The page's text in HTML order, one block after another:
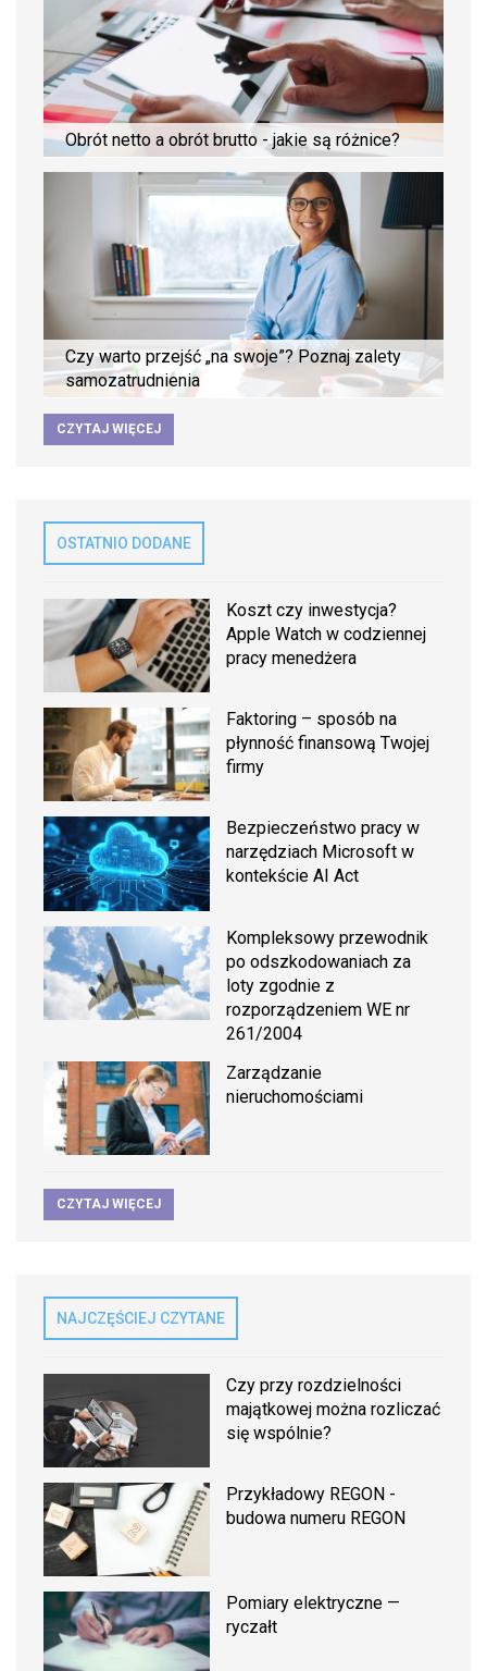
Obrót netto a obrót brutto - jakie są różnice?
Czy warto przejść „na swoje”? Poznaj zalety
samozatrudnienia
CZYTAJ WIĘCEJ
OSTATNIO DODANE
Koszt czy inwestycja?
Apple Watch w codziennej
pracy menedżera
Faktoring – sposób na
płynność finansową Twojej
firmy
Bezpieczeństwo pracy w
narzędziach Microsoft w
kontekście AI Act
Kompleksowy przewodnik
po odszkodowaniach za
loty zgodnie z
rozporządzeniem WE nr
261/2004
Zarządzanie
nieruchomościami
CZYTAJ WIĘCEJ
NAJCZĘŚCIEJ CZYTANE
Czy przy rozdzielności
majątkowej można rozliczać
się wspólnie?
Przykładowy REGON -
budowa numeru REGON
Pomiary elektryczne —
ryczałt